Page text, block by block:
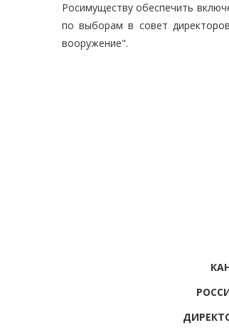
Росимуществу обеспечить
по выборам в совет
вооружение".